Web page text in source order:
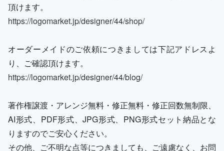
頂けます。
https://logomarket.jp/designer/44/shop/
オーダーメイドのご依頼につきましては下記アドレスよ
り、ご確認頂けます。
https://logomarket.jp/designer/44/blog/
著作権譲渡・アレンジ無料・修正無料・修正回数無制限、
AI形式、PDF形式、JPG形式、PNG形式セット納品とな
りますのでご安心ください。
その他、ご不明な点等につきましても、ご遠慮なく、お問